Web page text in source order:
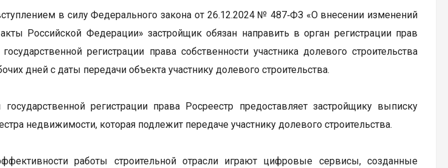
в силу Федерального закона от 26.12.2024 № 487‑ФЗ «О внесении изменений
Российской Федерации» застройщик обязан направить в орган регистрации прав
регистрации права собственности участника долевого строительства
дней с даты передачи объекта участнику долевого строительства.
регистрации права Росреестр предоставляет застройщику выписку
недвижимости, которая подлежит передаче участнику долевого строительства.
работы строительной отрасли играют цифровые сервисы, созданные